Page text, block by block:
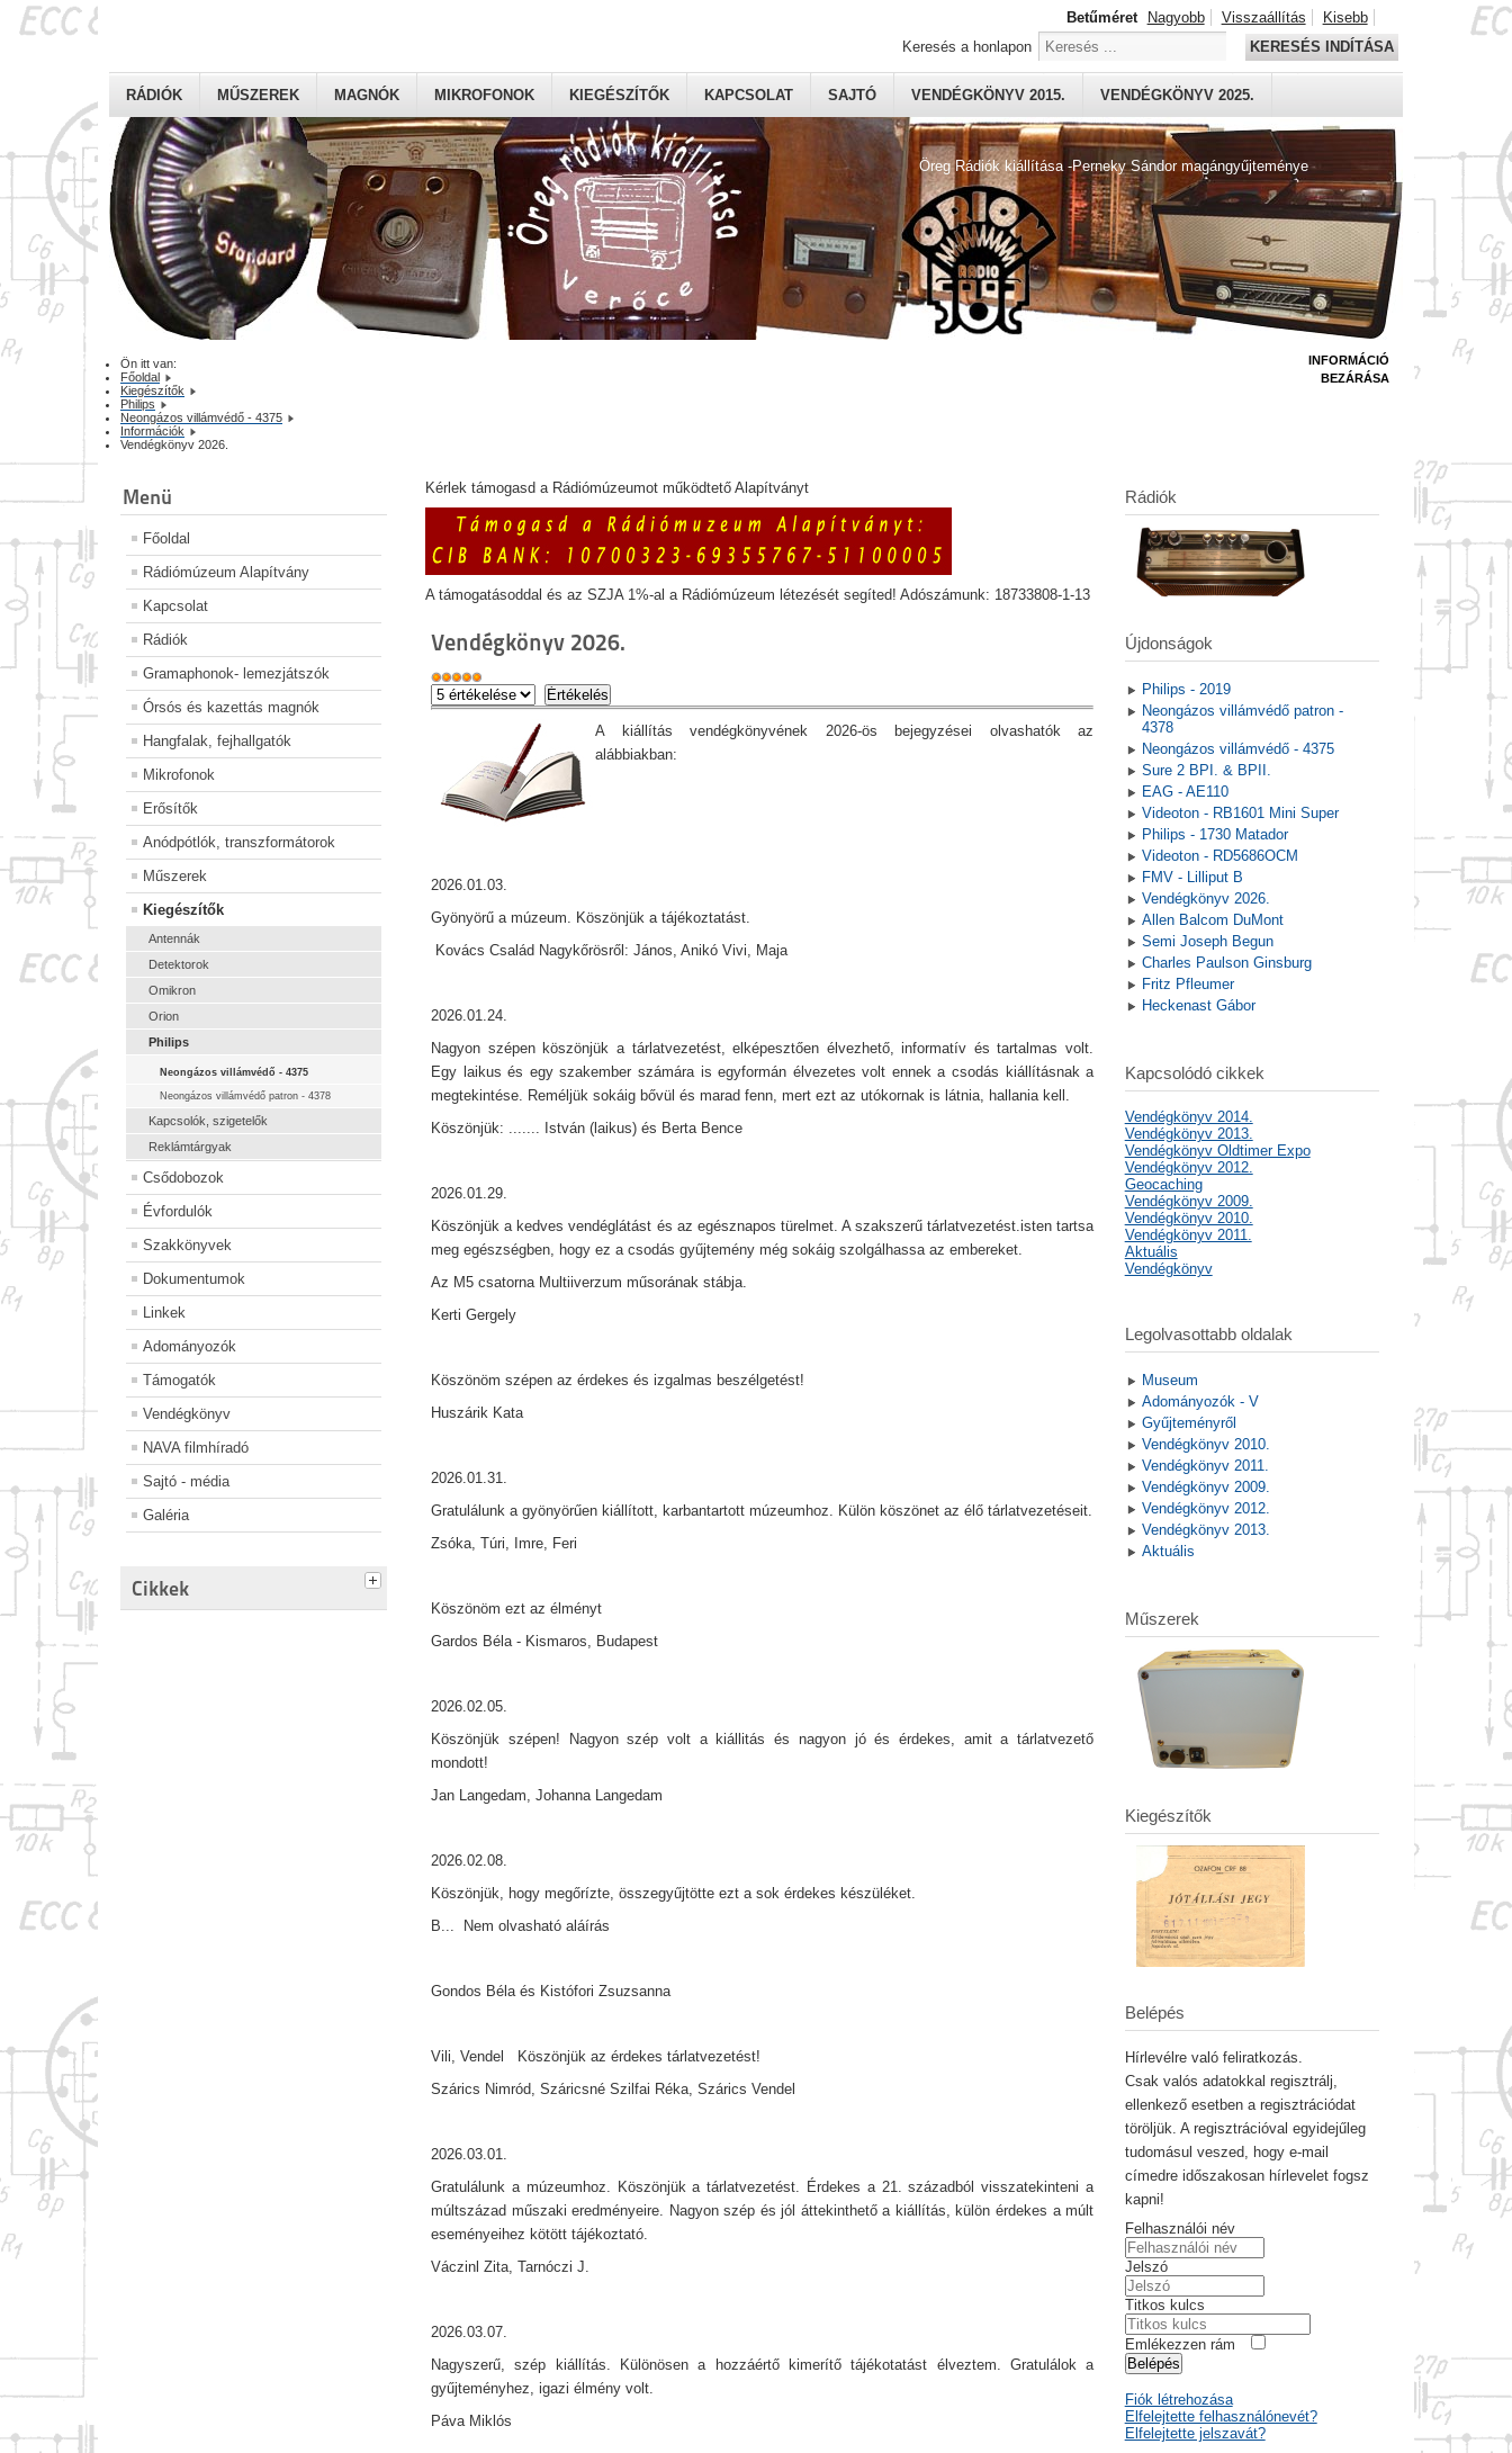
Öreg Rádiók kiállítása -Perneky Sándor magángyűjteménye
RÁDIÓK MŰSZEREK MAGNÓK MIKROFONOK KIEGÉSZÍTŐK KAPCSOLAT SAJTÓ VENDÉGKÖNYV 2015. VENDÉGKÖNYV 2025.
Betűméret Nagyobb Visszaállítás
Kisebb
Keresés a honlapon
KERESÉS INDÍTÁSA
Ön itt van:
Főoldal
Kiegészítők
Philips
Neongázos villámvédő - 4375
Információk
Vendégkönyv 2026.
Menü
Főoldal
Rádiómúzeum Alapítvány
Kapcsolat
Rádiók
Gramaphonok- lemezjátszók
Órsós és kazettás magnók
Hangfalak, fejhallgatók
Mikrofonok
Erősítők
Anódpótlók, transzformátorok
Műszerek
Kiegészítők
Antennák
Detektorok
Omikron
Orion
Philips
Neongázos villámvédő - 4375
Neongázos villámvédő patron - 4378
Kapcsolók, szigetelők
Reklámtárgyak
Csődobozok
Évfordulók
Szakkönyvek
Dokumentumok
Linkek
Adományozók
Támogatók
Vendégkönyv
NAVA filmhíradó
Sajtó - média
Galéria
Cikkek
Kérlek támogasd a Rádiómúzeumot működtető Alapítványt
A támogatásoddal és az SZJA 1%-al a Rádiómúzeum létezését segíted! Adószámunk: 18733808-1-13
Vendégkönyv 2026.
A kiállítás vendégkönyvének 2026-ös bejegyzései olvashatók az
alábbiakban:
2026.01.03.
Gyönyörű a múzeum. Köszönjük a tájékoztatást.
Kovács Család Nagykőrösről: János, Anikó Vivi, Maja
2026.01.24.
Nagyon szépen köszönjük a tárlatvezetést, elképesztően élvezhető, informatív és tartalmas volt.
Egy laikus és egy szakember számára is egyformán élvezetes volt ennek a csodás kiállításnak a
megtekintése. Reméljük sokáig bővül és marad fenn, mert ezt az utókornak is látnia, hallania kell.
Köszönjük: ....... István (laikus) és Berta Bence
2026.01.29.
Köszönjük a kedves vendéglátást és az egésznapos türelmet. A szakszerű tárlatvezetést.isten tartsa
meg egészségben, hogy ez a csodás gyűjtemény még sokáig szolgálhassa az embereket.
Az M5 csatorna Multiiverzum műsorának stábja.
Kerti Gergely
Köszönöm szépen az érdekes és izgalmas beszélgetést!
Huszárik Kata
2026.01.31.
Gratulálunk a gyönyörűen kiállított, karbantartott múzeumhoz. Külön köszönet az élő tárlatvezetéseit.
Zsóka, Túri, Imre, Feri
Köszönöm ezt az élményt
Gardos Béla - Kismaros, Budapest
2026.02.05.
Köszönjük szépen! Nagyon szép volt a kiállitás és nagyon jó és érdekes, amit a tárlatvezető
mondott!
Jan Langedam, Johanna Langedam
2026.02.08.
Köszönjük, hogy megőrízte, összegyűjtötte ezt a sok érdekes készüléket.
B... Nem olvasható aláírás
Gondos Béla és Kistófori Zsuzsanna
Vili, Vendel Köszönjük az érdekes tárlatvezetést!
Szárics Nimród, Száricsné Szilfai Réka, Szárics Vendel
2026.03.01.
Gratulálunk a múzeumhoz. Köszönjük a tárlatvezetést. Érdekes a 21. századból visszatekinteni a
múltszázad műszaki eredményeire. Nagyon szép és jól áttekinthető a kiállítás, külön érdekes a múlt
eseményeihez kötött tájékoztató.
Váczinl Zita, Tarnóczi J.
2026.03.07.
Nagyszerű, szép kiállítás. Különösen a hozzáértő kimerítő tájékotatást élveztem. Gratulálok a
gyűjteményhez, igazi élmény volt.
Páva Miklós
INFORMÁCIÓ
BEZÁRÁSA
Rádiók
Újdonságok
Philips - 2019
Neongázos villámvédő patron -
4378
Neongázos villámvédő - 4375
Sure 2 BPI. & BPII.
EAG - AE110
Videoton - RB1601 Mini Super
Philips - 1730 Matador
Videoton - RD5686OCM
FMV - Lilliput B
Vendégkönyv 2026.
Allen Balcom DuMont
Semi Joseph Begun
Charles Paulson Ginsburg
Fritz Pfleumer
Heckenast Gábor
Kapcsolódó cikkek
Vendégkönyv 2014.
Vendégkönyv 2013.
Vendégkönyv Oldtimer Expo
Vendégkönyv 2012.
Geocaching
Vendégkönyv 2009.
Vendégkönyv 2010.
Vendégkönyv 2011.
Aktuális
Vendégkönyv
Legolvasottabb oldalak
Museum
Adományozók - V
Gyűjteményről
Vendégkönyv 2010.
Vendégkönyv 2011.
Vendégkönyv 2009.
Vendégkönyv 2012.
Vendégkönyv 2013.
Aktuális
Műszerek
Kiegészítők
Belépés
Hírlevélre való feliratkozás.
Csak valós adatokkal regisztrálj,
ellenkező esetben a regisztrációdat
töröljük. A regisztrációval egyidejűleg
tudomásul veszed, hogy e-mail
címedre időszakosan hírlevelet fogsz
kapni!
Felhasználói név
Jelszó
Titkos kulcs
Emlékezzen rám
Belépés
Fiók létrehozása
Elfelejtette felhasználónevét?
Elfelejtette jelszavát?